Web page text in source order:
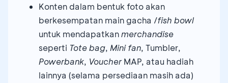
Konten dalam bentuk foto akan
berkesempatan main gacha /fish bowl
untuk mendapatkanmerchandise
seperti Tote bag, Mini fan, Tumbler,
Powerbank, VoucherMAP, atau hadiah
lainnya (selama persediaan masih ada)